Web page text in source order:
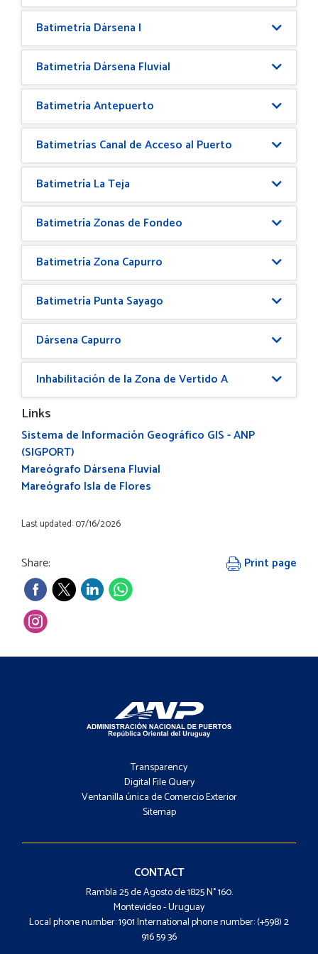
Batimetría Dársena I
Batimetría Dársena Fluvial
Batimetría Antepuerto
Batimetrías Canal de Acceso al Puerto
Batimetría La Teja
Batimetría Zonas de Fondeo
Batimetría Zona Capurro
Batimetría Punta Sayago
Dársena Capurro
Inhabilitación de la Zona de Vertido A
Links
Sistema de Información Geográfico GIS - ANP
(SIGPORT)
Mareógrafo Dársena Fluvial
Mareógrafo Isla de Flores
Last updated: 07/16/2026
Share: Print page
-
Menú
Transparency
Digital File Query
Ventanilla única de Comercio Exterior
Sitemap
-
Contacto
CONTACT
Rambla 25 de Agosto de 1825 N° 160.
Montevideo - Uruguay
Local phone number: 1901 International phone number: (+598) 2
916 59 36